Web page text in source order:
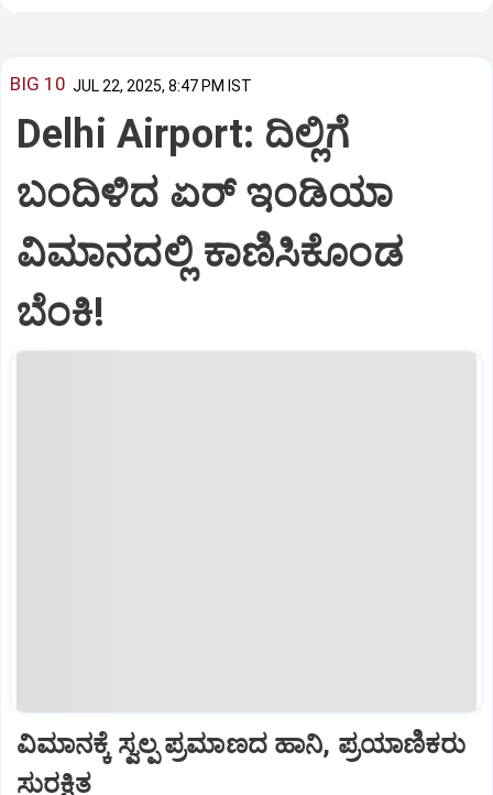
BIG 10 JUL 22, 2025, 8:47 PM IST
Delhi Airport: ದಿಲ್ಲಿಗೆ
ಬಂದಿಳಿದ ಏರ್‌ ಇಂಡಿಯಾ
ವಿಮಾನದಲ್ಲಿ ಕಾಣಿಸಿಕೊಂಡ
ಬೆಂಕಿ!
ವಿಮಾನಕ್ಕೆ ಸ್ವಲ್ಪ ಪ್ರಮಾಣದ ಹಾನಿ, ಪ್ರಯಾಣಿಕರು
ಸುರಕ್ಷಿತ